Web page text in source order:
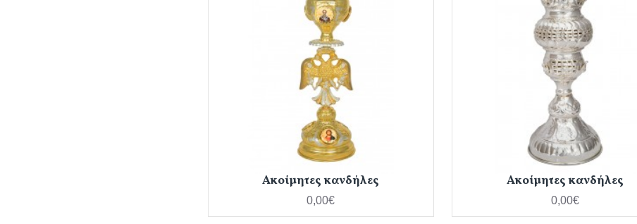
Ακοίμητες κανδήλες
0,00€
Ακοίμητες κανδήλες
0,00€